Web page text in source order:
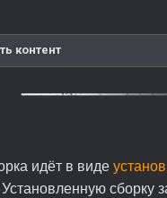
контент
идёт в виде
сборку